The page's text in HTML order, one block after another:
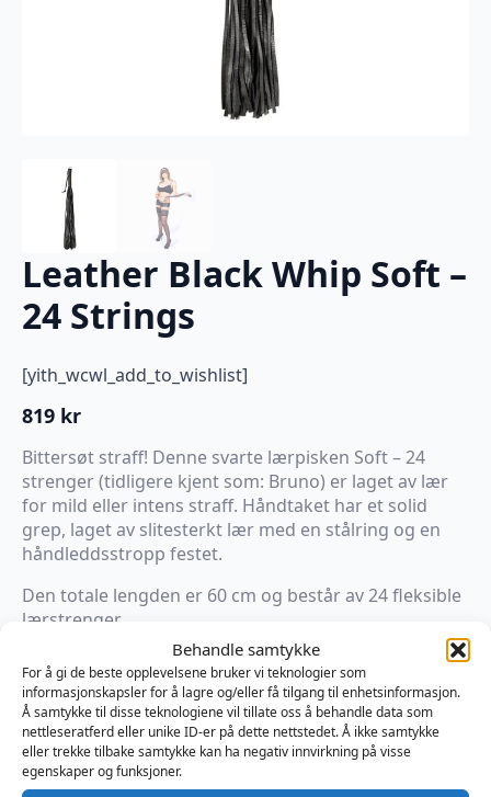
Behandle samtykke
For å gi de beste opplevelsene bruker vi teknologier som
informasjonskapsler for å lagre og/eller få tilgang til enhetsinformasjon.
Å samtykke til disse teknologiene vil tillate oss å behandle data som
nettleseratferd eller unike ID-er på dette nettstedet. Å ikke samtykke
eller trekke tilbake samtykke kan ha negativ innvirkning på visse
egenskaper og funksjoner.
Leather Black Whip Soft –
24 Strings
[yith_wcwl_add_to_wishlist]
819 kr
Bittersøt straff! Denne svarte lærpisken Soft – 24
strenger (tidligere kjent som: Bruno) er laget av lær
for mild eller intens straff. Håndtaket har et solid
grep, laget av slitesterkt lær med en stålring og en
håndleddsstropp festet.
Den totale lengden er 60 cm og består av 24 fleksible
lærstrenger.
Kun 1 på lager
Legg I Handlekurv
Produktnummer:OPR134KIO0044